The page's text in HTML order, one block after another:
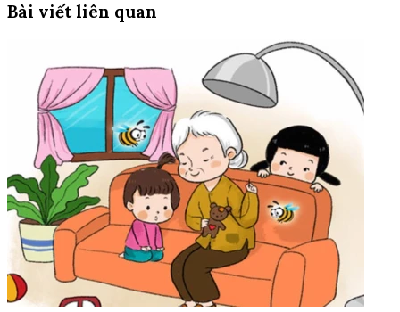
Bài viết liên quan